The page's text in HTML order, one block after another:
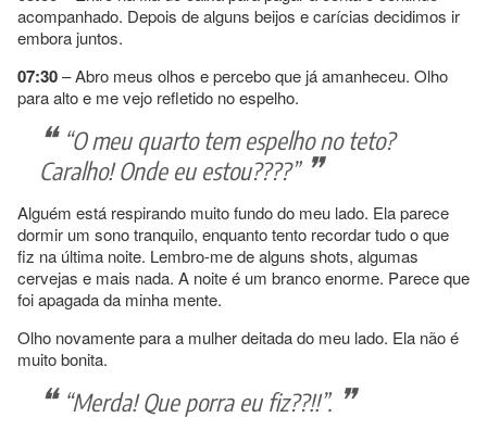
acompanhado. Depois de alguns beijos e carícias decidimos ir
embora juntos.
07:30– Abro meus olhos e percebo que já amanheceu. Olho
para alto e me vejo refletido no espelho.
“O meu quarto tem espelho no teto?
Caralho! Onde eu estou????”
Alguém está respirando muito fundo do meu lado. Ela parece
dormir um sono tranquilo, enquanto tento recordar tudo o que
fiz na última noite. Lembro-me de alguns shots, algumas
cervejas e mais nada. A noite é um branco enorme. Parece que
foi apagada da minha mente.
Olho novamente para a mulher deitada do meu lado. Ela não é
muito bonita.
“Merda! Que porra eu fiz??!!”.